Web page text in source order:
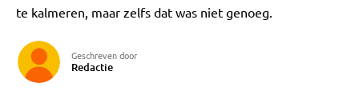
te kalmeren, maar zelfs dat was niet genoeg.
Geschreven door
Redactie